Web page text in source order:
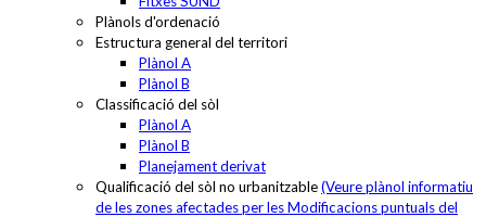
Plànols d'ordenació
Estructura general del territori
Plànol A
Plànol B
Classificació del sòl
Plànol A
Plànol B
Planejament derivat
Qualificació del sòl no urbanitzable(Veure plànol informatiu
de les zones afectades per les Modificacions puntuals del